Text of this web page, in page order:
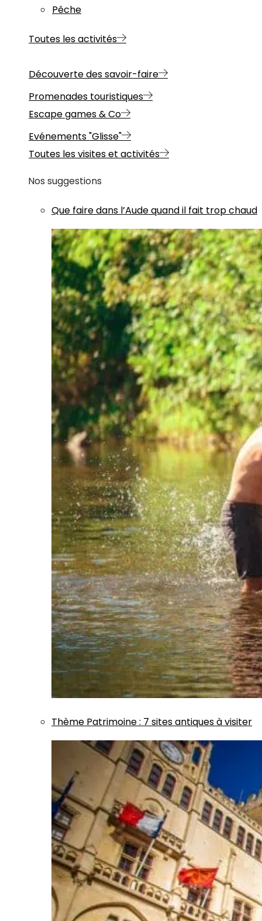
Pêche
Toutes les activités
Découverte des savoir-faire
Promenades touristiques
Escape games & Co
Evénements "Glisse"
Toutes les visites et activités
Nos suggestions
Que faire dans l’Aude quand il fait trop chaud
Thème Patrimoine: 7 sites antiques à visiter